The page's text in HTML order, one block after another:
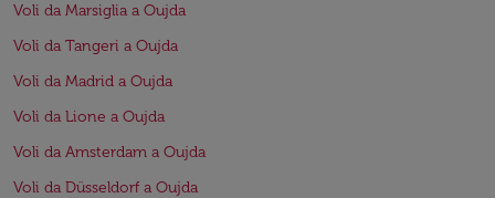
Voli da Marsiglia a Oujda
Voli da Tangeri a Oujda
Voli da Madrid a Oujda
Voli da Lione a Oujda
Voli da Amsterdam a Oujda
Voli da Düsseldorf a Oujda